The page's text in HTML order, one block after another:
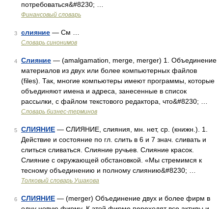
потребоваться&#8230; …
Финансовый словарь
3 слияние — См …
Словарь синонимов
4 Слияние — (amalgamation, merge, merger) 1. Объединение
материалов из двух или более компьютерных файлов
(files). Так, многие компьютеры имеют программы, которые
объединяют имена и адреса, занесенные в список
рассылки, с файлом текстового редактора, что&#8230; …
Словарь бизнес-терминов
5 СЛИЯНИЕ — СЛИЯНИЕ, слияния, мн. нет, ср. (книжн.). 1.
Действие и состояние по гл. слить в 6 и 7 знач. сливать и
слиться сливаться. Слияние ручьев. Слияние красок.
Слияние с окружающей обстановкой. «Мы стремимся к
тесному объединению и полному слиянию&#8230; …
Толковый словарь Ушакова
6 СЛИЯНИЕ — (merger) Объединение двух и более фирм в